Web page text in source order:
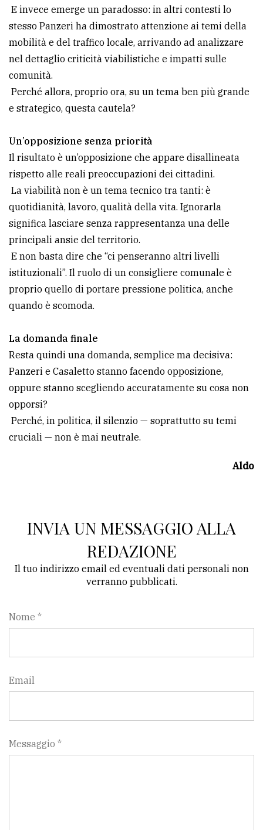
E invece emerge un paradosso: in altri contesti lo
stesso Panzeri ha dimostrato attenzione ai temi della
mobilità e del traffico locale, arrivando ad analizzare
nel dettaglio criticità viabilistiche e impatti sulle
comunità.
Perché allora, proprio ora, su un tema ben più grande
e strategico, questa cautela?
Un’opposizione senza priorità
Il risultato è un’opposizione che appare disallineata
rispetto alle reali preoccupazioni dei cittadini.
La viabilità non è un tema tecnico tra tanti: è
quotidianità, lavoro, qualità della vita. Ignorarla
significa lasciare senza rappresentanza una delle
principali ansie del territorio.
E non basta dire che “ci penseranno altri livelli
istituzionali”. Il ruolo di un consigliere comunale è
proprio quello di portare pressione politica, anche
quando è scomoda.
La domanda finale
Resta quindi una domanda, semplice ma decisiva:
Panzeri e Casaletto stanno facendo opposizione,
oppure stanno scegliendo accuratamente su cosa non
opporsi?
Perché, in politica, il silenzio — soprattutto su temi
cruciali — non è mai neutrale.
Aldo
INVIA UN MESSAGGIO ALLA
REDAZIONE
Il tuo indirizzo email ed eventuali dati personali non
verranno pubblicati.
Nome *
Email
Messaggio *